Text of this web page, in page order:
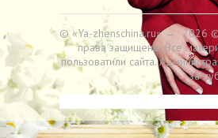
© «Ya-zhenschina.ru»→ 2026
права защищены. Все
пользоватили сайта.
за